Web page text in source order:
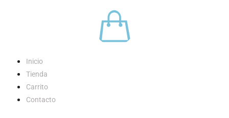
Inicio
Tienda
Carrito
Contacto